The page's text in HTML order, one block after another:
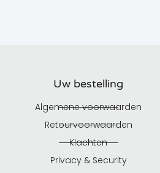
Uw bestelling
Algemene voorwaarden
Retourvoorwaarden
Klachten
Privacy & Security